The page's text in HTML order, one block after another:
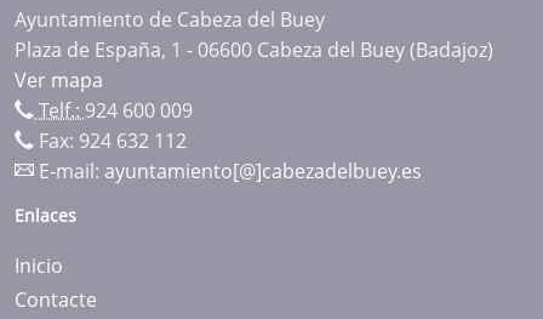
Ayuntamiento de Cabeza del Buey
Plaza de España, 1 - 06600 Cabeza del Buey (Badajoz)
Ver mapa
Telf.: 924 600 009
Fax: 924 632 112
E-mail: ayuntamiento[@]cabezadelbuey.es
Enlaces
Inicio
Contacte